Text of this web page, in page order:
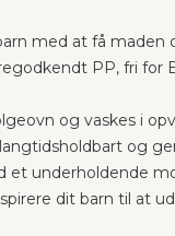
med at få maden
PP, fri for
og vaskes i
og
et underholdende
dit barn til at